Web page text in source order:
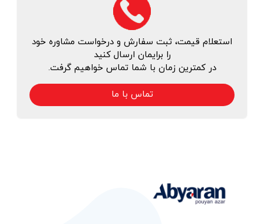
استعلام قیمت، ثبت سفارش و درخواست مشاوره خود
را برایمان ارسال کنید
در کمترین زمان با شما تماس خواهیم گرفت.
تماس با ما